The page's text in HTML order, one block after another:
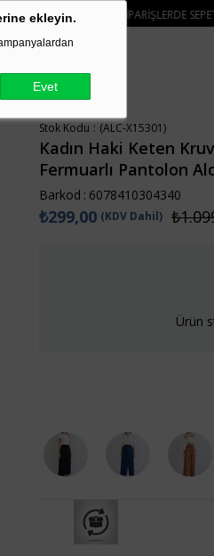
ekleyin.
Evet
SEPETTE %15 İNDIRIM
Stok Kodu (ALC-X15301)
Kadın Haki Keten
Fermuarlı Pantolon
Barkod : 6078410304340
₺299,00 (KDV Dahil)
Ürün